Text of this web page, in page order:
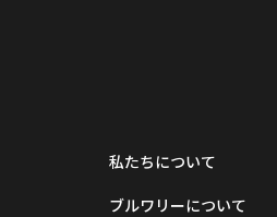
私たちについて
ブルワリーについて